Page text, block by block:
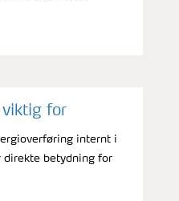
viktig for
internt i
direkte betydning for